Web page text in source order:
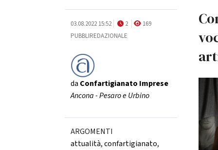
03.08.2022 15:52 2
169
PUBBLIREDAZIONALE
da Confartigianato Imprese
Ancona - Pesaro e Urbino
ARGOMENTI
attualità,confartigianato,